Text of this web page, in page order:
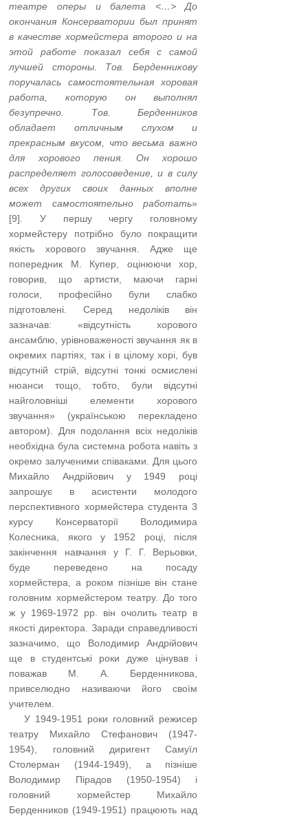
театре оперы и балета <…> До
окончания Консерватории был принят
в качестве хормейстера второго и на
этой работе показал себя с самой
лучшей стороны. Тов. Берденникову
поручалась самостоятельная хоровая
работа, которую он выполнял
безупречно. Тов. Берденников
обладает отличным слухом и
прекрасным вкусом, что весьма важно
для хорового пения. Он хорошо
распределяет голосоведение, и в силу
всех других своих данных вполне
может самостоятельно работать»
[9]. У першу чергу головному
хормейстеру потрібно було покращити
якість хорового звучання. Адже ще
попередник М. Купер, оцінюючи хор,
говорив, що артисти, маючи гарні
голоси, професійно були слабко
підготовлені. Серед недоліків він
зазначав: «відсутність хорового
ансамблю, урівноваженості звучання як в
окремих партіях, так і в цілому хорі, був
відсутній стрій, відсутні тонкі осмислені
нюанси тощо, тобто, були відсутні
найголовніші елементи хорового
звучання» (українською перекладено
автором). Для подолання всіх недоліків
необхідна була системна робота навіть з
окремо залученими співаками. Для цього
Михайло Андрійович у 1949 році
запрошує в асистенти молодого
перспективного хормейстера студента 3
курсу Консерваторії Володимира
Колесника, якого у 1952 році, після
закінчення навчання у Г. Г. Верьовки,
буде переведено на посаду
хормейстера, а роком пізніше він стане
головним хормейстером театру. До того
ж у 1969-1972 рр. він очолить театр в
якості директора. Заради справедливості
зазначимо, що Володимир Андрійович
ще в студентські роки дуже цінував і
поважав М. А. Берденникова,
привселюдно називаючи його своїм
учителем.
…..У 1949-1951 роки головний режисер
театру Михайло Стефанович (1947-
1954), головний диригент Самуїл
Столерман (1944-1949), а пізніше
Володимир Пірадов (1950-1954) і
головний хормейстер Михайло
Берденников (1949-1951) працюють над